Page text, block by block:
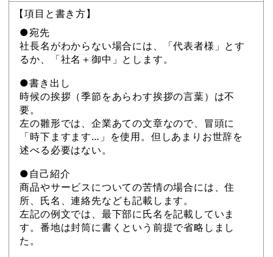
【項目と書き方】
●宛先
社長名がわからない場合には、「代表者様」とす
るか、「社名＋御中」とします。
●書き出し
時候の挨拶（季節をあらわす挨拶の言葉）は不
要。
左の雛形では、企業あての文章なので、冒頭に
「時下ますます…」を使用。但しあまりお世辞を
述べる必要はない。
●自己紹介
商品やサービスについての苦情の場合には、住
所、氏名、連絡先なども記載します。
左記の例文では、最下部に氏名を記載していま
す。番地は封筒に書くという前提で省略しまし
た。